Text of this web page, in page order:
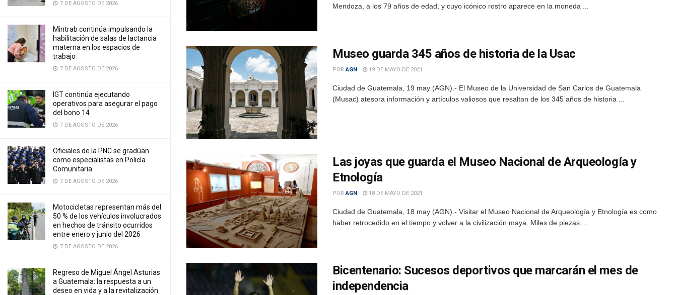
7 DE AGOSTO DE 2026
Mintrab continúa impulsando la
habilitación de salas de lactancia
materna en los espacios de
trabajo
7 DE AGOSTO DE 2026
IGT continúa ejecutando
operativos para asegurar el pago
del bono 14
7 DE AGOSTO DE 2026
Oficiales de la PNC se gradúan
como especialistas en Policía
Comunitaria
7 DE AGOSTO DE 2026
Motocicletas representan más del
50 % de los vehículos involucrados
en hechos de tránsito ocurridos
entre enero y junio del 2026
7 DE AGOSTO DE 2026
Regreso de Miguel Ángel Asturias
a Guatemala: la respuesta a un
deseo en vida y a la revitalización
Mendoza, a los 79 años de edad, y cuyo icónico rostro aparece en la moneda ...
Museo guarda 345 años de historia de la Usac
POR AGN 19 DE MAYO DE 2021
Ciudad de Guatemala, 19 may (AGN).- El Museo de la Universidad de San Carlos de Guatemala
(Musac) atesora información y artículos valiosos que resaltan de los 345 años de historia ...
Las joyas que guarda el Museo Nacional de Arqueología y
Etnología
POR AGN 18 DE MAYO DE 2021
Ciudad de Guatemala, 18 may (AGN).- Visitar el Museo Nacional de Arqueología y Etnología es como
haber retrocedido en el tiempo y volver a la civilización maya. Miles de piezas ...
Bicentenario: Sucesos deportivos que marcarán el mes de
independencia